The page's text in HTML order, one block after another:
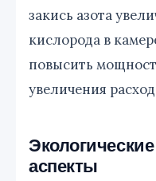
закись азота
кислорода в
повысить
увеличения
аспекты